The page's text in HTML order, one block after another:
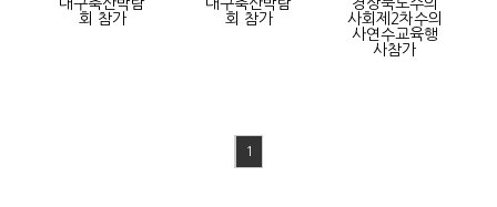
대구축산박람
회 참가
대구축산박람
회 참가
경상북도수의
사회제2차수의
사연수교육행
사참가
1